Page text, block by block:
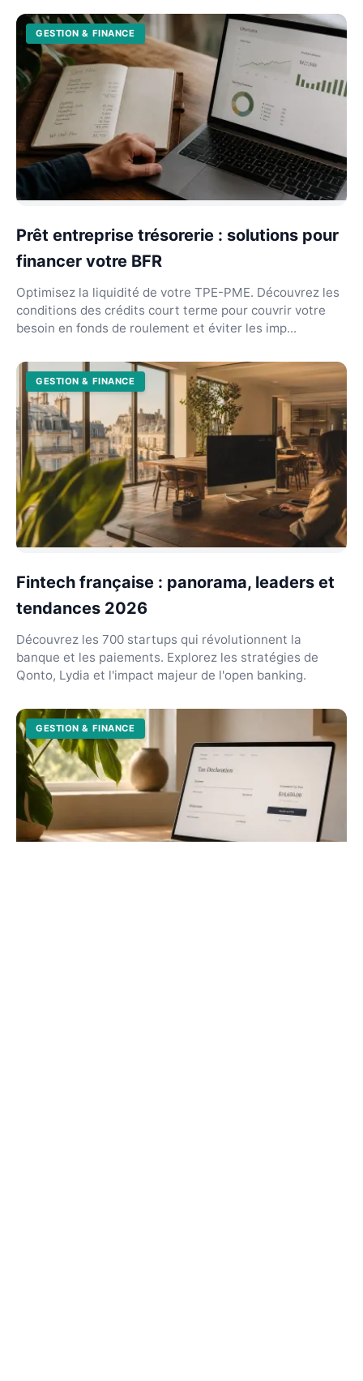
GESTION & FINANCE
Prêt entreprise trésorerie : solutions pour
financer votre BFR
Optimisez la liquidité de votre TPE-PME. Découvrez les
conditions des crédits court terme pour couvrir votre
besoin en fonds de roulement et éviter les imp...
GESTION & FINANCE
Fintech française : panorama, leaders et
tendances 2026
Découvrez les 700 startups qui révolutionnent la
banque et les paiements. Explorez les stratégies de
Qonto, Lydia et l'impact majeur de l'open banking.
GESTION & FINANCE